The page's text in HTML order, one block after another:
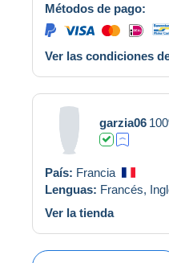
Métodos de pago:
Ver las condiciones
garzia06
País: Francia
Lenguas: Francés,
Ver la tienda